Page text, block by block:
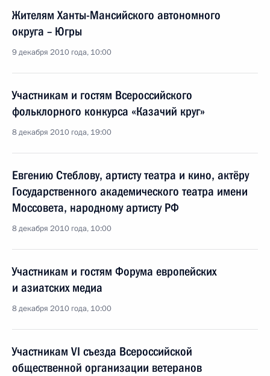
Жителям Ханты-Мансийского автономного
округа – Югры
9 декабря 2010 года, 10:00
Участникам и гостям Всероссийского
фольклорного конкурса «Казачий круг»
8 декабря 2010 года, 19:00
Евгению Стеблову, артисту театра и кино, актёру
Государственного академического театра имени
Моссовета, народному артисту РФ
8 декабря 2010 года, 10:00
Участникам и гостям Форума европейских
и азиатских медиа
8 декабря 2010 года, 10:00
Участникам VI съезда Всероссийской
общественной организации ветеранов